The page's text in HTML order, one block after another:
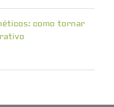
como tornar